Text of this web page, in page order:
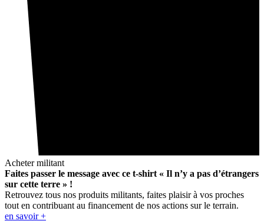
Acheter militant
Faites passer le message avec ce t-shirt « Il n’y a pas d’étrangers
sur cette terre » !
Retrouvez tous nos produits militants, faites plaisir à vos proches
tout en contribuant au financement de nos actions sur le terrain.
en savoir +